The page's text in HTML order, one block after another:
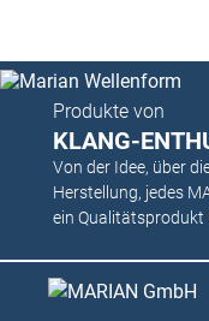
Produkte von
KLANG-
Von der Idee, über
Herstellung, jedes
ein Qualitätsprodukt